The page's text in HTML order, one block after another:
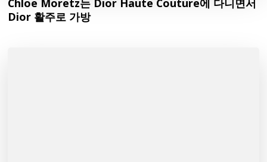
Chloe Moretz는 Dior Haute Couture에 다니면서
Dior 활주로 가방